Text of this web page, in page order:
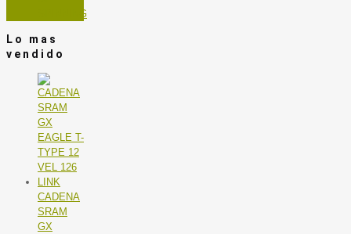
SPINNING
Lo mas
vendido
CADENA
SRAM
GX